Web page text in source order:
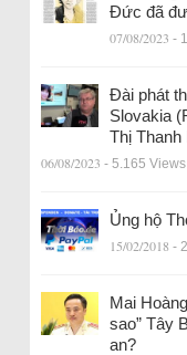
Đức đã
07/08/2023 -
Đài phát
Slovakia
Thị
06/08/2023 - 5.165 Views
Ủng hộ
15/02/2018 -
Mai
sao” Tây
an?